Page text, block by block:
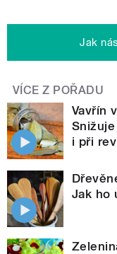
Jak
VÍCE Z POŘADU
Vavřín
i při
Jak ho